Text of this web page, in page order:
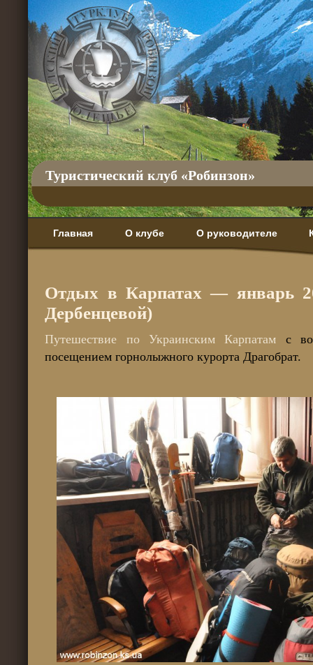
Туристический клуб «Робинзон»
Главная О клубе О руководителе
Отдых в Карпатах — январь
Дербенцевой)
Путешествие по Украинским Карпатам с
посещением горнолыжного курорта Драгобрат.